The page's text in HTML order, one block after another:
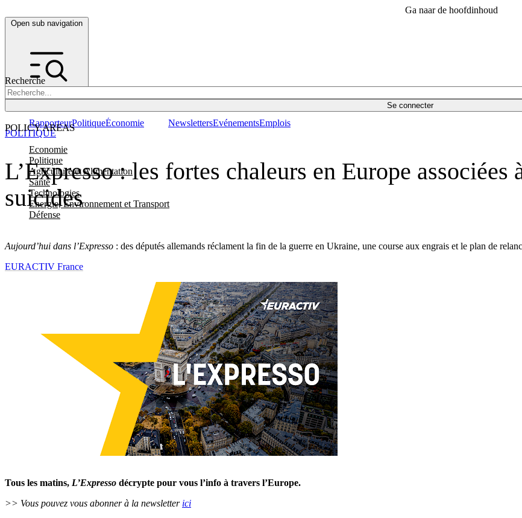
Ga naar de hoofdinhoud
Open sub navigation
Recherche
Se connecter
POLICY AREAS
Economie
Politique
Agriculture et Alimentation
Santé
Technologies
Energie, Environnement et Transport
Défense
RapporteurPolitiqueÉconomie NewslettersEvénementsEmplois
L’Expresso : les fortes chaleurs en Europe associées
suicides
Aujourd’hui dans l’Expresso : des députés allemands réclament la fin de la guerre en Ukraine, une course aux engrais et le plan de
POLITIQUE
EURACTIV France
Tous les matins, L’Expresso décrypte pour vous l’info à travers l’Europe.
>> Vous pouvez vous abonner à la newsletter ici